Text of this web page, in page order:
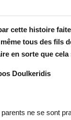
cette histoire
tous des fils
en sorte que
Doulkeridis
ne se sont